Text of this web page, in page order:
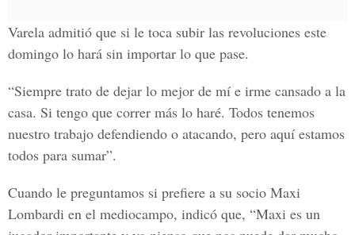
Varela admitió que si le toca subir las revoluciones este
domingo lo hará sin importar lo que pase.
“Siempre trato de dejar lo mejor de mí e irme cansado a la
casa. Si tengo que correr más lo haré. Todos tenemos
nuestro trabajo defendiendo o atacando, pero aquí estamos
todos para sumar”.
Cuando le preguntamos si prefiere a su socio Maxi
Lombardi en el mediocampo, indicó que, “Maxi es un